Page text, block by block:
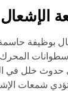
الإشعال
بوظيفة
أسطوانات
إلى حدوث خلل
شمعات